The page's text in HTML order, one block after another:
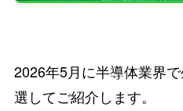
2026年5月に半導体業界
選してご紹介します。